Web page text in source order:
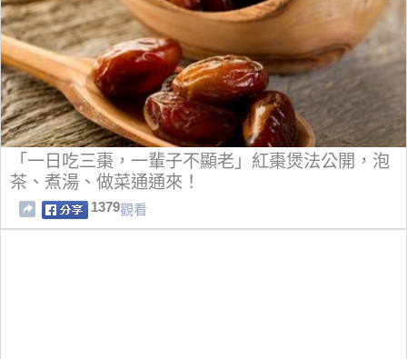
「一日吃三棗，一輩子不顯老」紅棗煲法公開，泡
茶、煮湯、做菜通通來！
1379觀看